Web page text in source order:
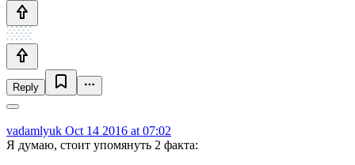
Reply
vadamlyuk Oct 14 2016 at 07:02
Я думаю, стоит упомянуть 2 факта: